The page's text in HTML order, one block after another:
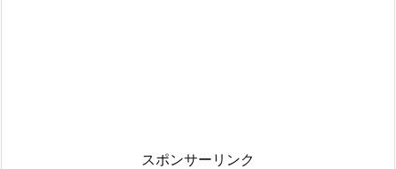
スポンサーリンク